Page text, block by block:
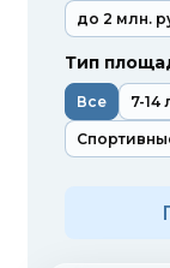
до 2 млн.
Тип
Все 7-14